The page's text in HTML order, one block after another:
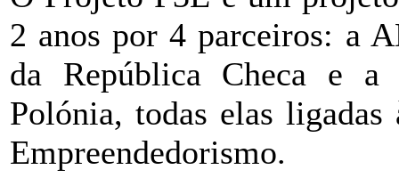
2 anos por 4 parceiros: a
da República Checa e a
Polónia, todas elas
Empreendedorismo.